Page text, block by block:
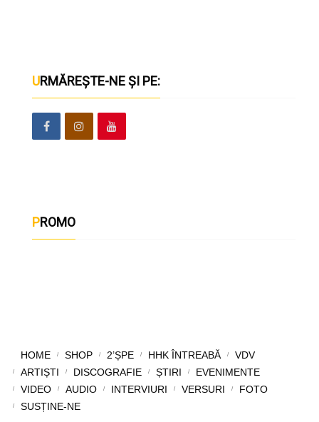
URMĂREȘTE-NE ȘI PE:
PROMO
HOME SHOP 2’ȘPE HHK ÎNTREABĂ
VDV
ARTIȘTI
DISCOGRAFIE ȘTIRI
EVENIMENTE
VIDEO
AUDIO INTERVIURI VERSURI
FOTO
SUSȚINE-NE